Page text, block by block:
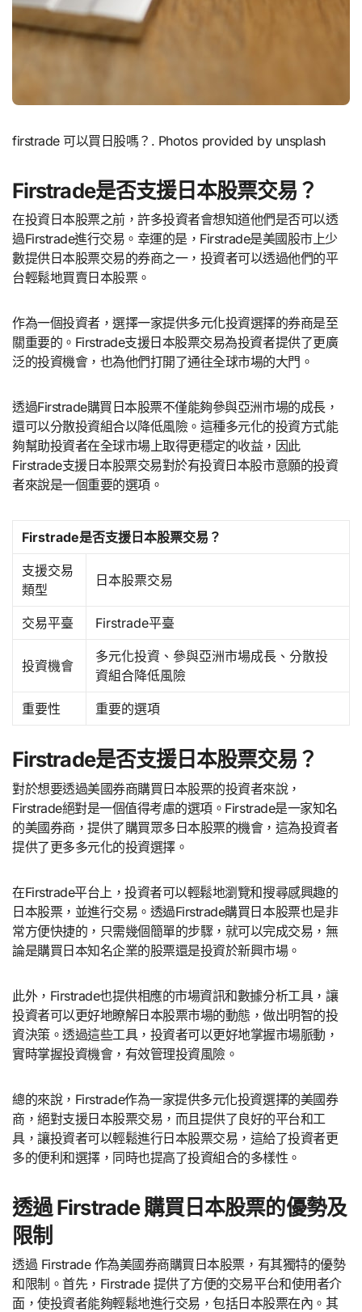
firstrade 可以買日股嗎？. Photos provided by unsplash
Firstrade是否支援日本股票交易？
在投資日本股票之前，許多投資者會想知道他們是否可以透
過Firstrade進行交易。幸運的是，Firstrade是美國股市上少
數提供日本股票交易的券商之一，投資者可以透過他們的平
台輕鬆地買賣日本股票。
作為一個投資者，選擇一家提供多元化投資選擇的券商是至
關重要的。Firstrade支援日本股票交易為投資者提供了更廣
泛的投資機會，也為他們打開了通往全球市場的大門。
透過Firstrade購買日本股票不僅能夠參與亞洲市場的成長，
還可以分散投資組合以降低風險。這種多元化的投資方式能
夠幫助投資者在全球市場上取得更穩定的收益，因此
Firstrade支援日本股票交易對於有投資日本股市意願的投資
者來說是一個重要的選項。
Firstrade是否支援日本股票交易？
支援交易
類型
日本股票交易
交易平臺 Firstrade平臺
投資機會
多元化投資、參與亞洲市場成長、分散投
資組合降低風險
重要性 重要的選項
Firstrade是否支援日本股票交易？
對於想要透過美國券商購買日本股票的投資者來說，
Firstrade絕對是一個值得考慮的選項。Firstrade是一家知名
的美國券商，提供了購買眾多日本股票的機會，這為投資者
提供了更多多元化的投資選擇。
在Firstrade平台上，投資者可以輕鬆地瀏覽和搜尋感興趣的
日本股票，並進行交易。透過Firstrade購買日本股票也是非
常方便快捷的，只需幾個簡單的步驟，就可以完成交易，無
論是購買日本知名企業的股票還是投資於新興市場。
此外，Firstrade也提供相應的市場資訊和數據分析工具，讓
投資者可以更好地瞭解日本股票市場的動態，做出明智的投
資決策。透過這些工具，投資者可以更好地掌握市場脈動，
實時掌握投資機會，有效管理投資風險。
總的來說，Firstrade作為一家提供多元化投資選擇的美國券
商，絕對支援日本股票交易，而且提供了良好的平台和工
具，讓投資者可以輕鬆進行日本股票交易，這給了投資者更
多的便利和選擇，同時也提高了投資組合的多樣性。
透過 Firstrade 購買日本股票的優勢及
限制
透過 Firstrade 作為美國券商購買日本股票，有其獨特的優勢
和限制。首先，Firstrade 提供了方便的交易平台和使用者介
面，使投資者能夠輕鬆地進行交易，包括日本股票在內。其